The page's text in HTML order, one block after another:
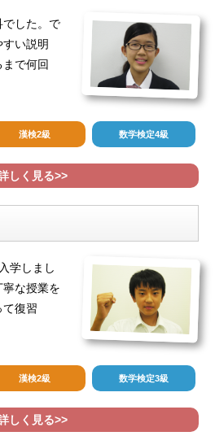
でした。で
い説明
で何回
漢検2級 数学検定4級
しく見る>>
学しまし
な授業を
て復習
漢検2級 数学検定3級
しく見る>>